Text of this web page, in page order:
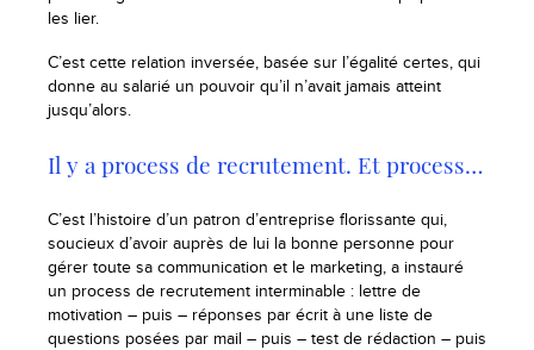
les lier.
C’est cette relation inversée, basée sur l’égalité certes, qui
donne au salarié un pouvoir qu’il n’avait jamais atteint
jusqu’alors.
Il y a process de recrutement. Et process…
C’est l’histoire d’un patron d’entreprise florissante qui,
soucieux d’avoir auprès de lui la bonne personne pour
gérer toute sa communication et le marketing, a instauré
un process de recrutement interminable : lettre de
motivation – puis – réponses par écrit à une liste de
questions posées par mail – puis – test de rédaction – puis